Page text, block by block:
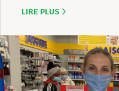
LIRE PLUS